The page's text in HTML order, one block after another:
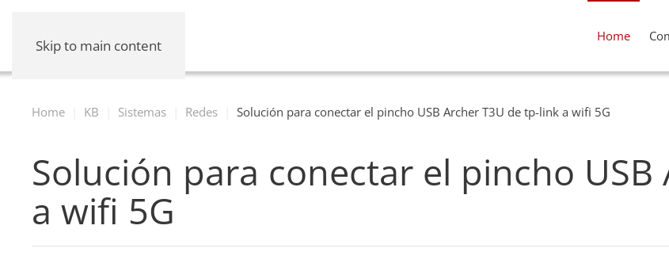
Skip to main content
Home
Home KB Sistemas Redes Solución para conectar el pincho USB Archer T3U de tp-link a wifi 5G
Solución para conectar el pincho
a wifi 5G